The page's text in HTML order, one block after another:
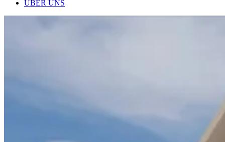
ÜBER UNS